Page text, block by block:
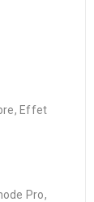
Effet
Pro,